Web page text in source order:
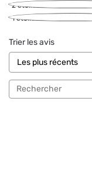
2étoiles
1étoile
Trier les avis